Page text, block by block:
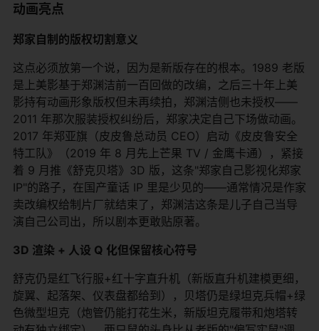
动画亮点
郑家自制的版权切割意义
这点必须放第一个说，因为是新版存在的根本。1989 老版
是上美影基于郑渊洁前一百回做的改编，之后三十年上美
影持有动画形象版权但未再续拍，郑渊洁侧也未授权——
2011 年那次服装授权纠纷后，郑家决定自己下场做动画。
2017 年郑亚旗（皮皮鲁总动员 CEO）启动《皮皮鲁安全
特工队》（2019 年 8 月先上芒果 TV / 金鹰卡通），紧接
着 9 月推《舒克贝塔》3D 版，这条"郑家自己影视化郑家
IP"的路子，在国产童话 IP 里是少见的——通常情况是作家
卖改编权给制片厂就结束了，郑渊洁这条是儿子自己当导
演自己公司出，所以剧本更敢贴原著。
3D 渲染 + 人设 Q 化但保留核心符号
舒克仍是红飞行服+红十字直升机（新版直升机建模更细，
旋翼、起落架、仪表盘都给到），贝塔仍是绿坦克兵帽+绿
色微型坦克（炮管仍能打花生米，新版坦克履带和炮塔转